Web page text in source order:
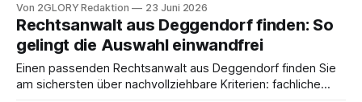
Wegen zwischen Theorie und Praxis. Zwischen
Masterabschluss und Approbation liegt eine mehrjährige,
anspruchsvolle Ausbildung, in der Theorie, Praxis und
persönliche Entwicklung eng zusammenspielen. Der
folgende Überblick zeigt, worauf es beim Start
Von 2GLORY Redaktion 23 Juni 2026
Rechtsanwalt aus Deggendorf finden: So
gelingt die Auswahl einwandfrei
Einen passenden Rechtsanwalt aus Deggendorf finden Sie
am sichersten über nachvollziehbare Kriterien: fachliche